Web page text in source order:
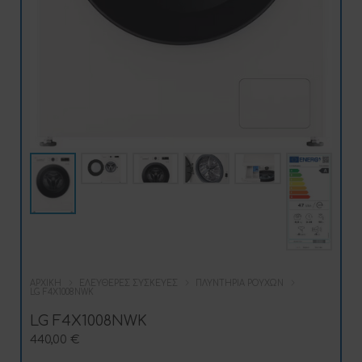
ΑΡΧΙΚΉ ΕΛΕΎΘΕΡΕΣ ΣΥΣΚΕΥΈΣ
ΠΛΥΝΤΉΡΙΑ ΡΟΎΧΩΝ
LG F4X1008NWK
LG F4X1008NWK
440,00 €